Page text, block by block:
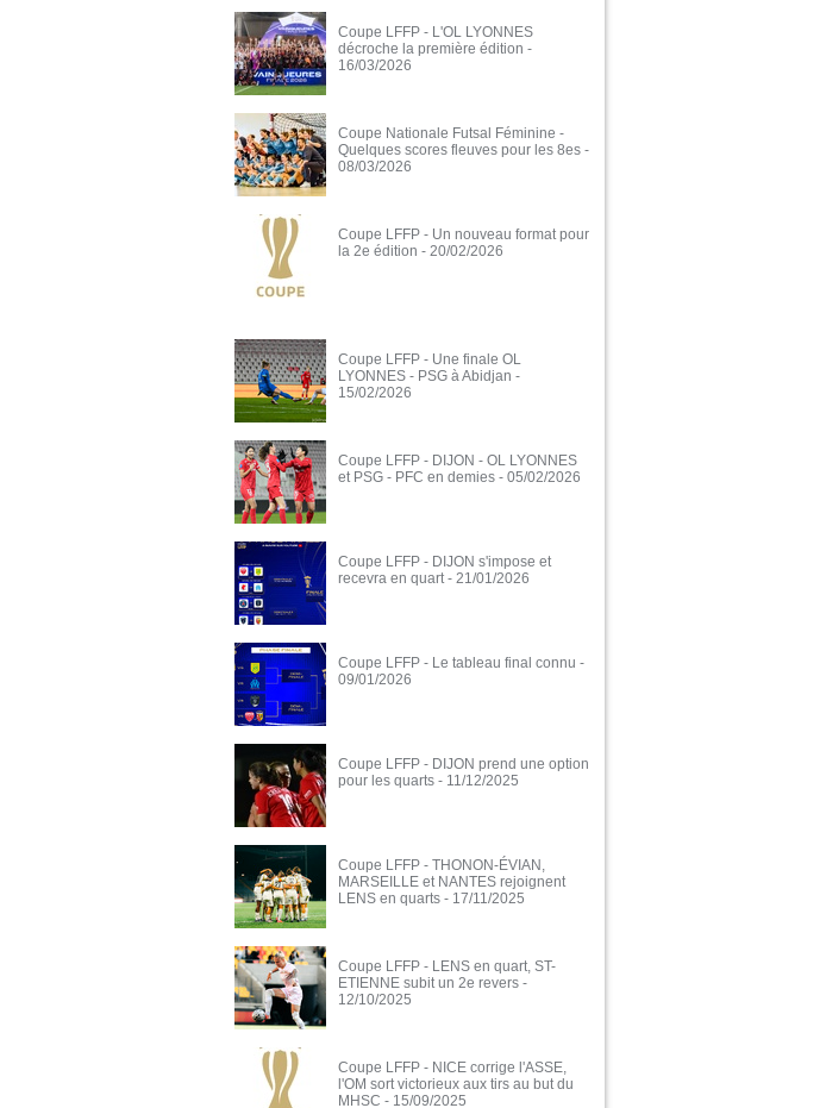
Coupe LFFP - L'OL LYONNES
décroche la première édition -
16/03/2026
Coupe Nationale Futsal Féminine -
Quelques scores fleuves pour les 8es -
08/03/2026
Coupe LFFP - Un nouveau format pour
la 2e édition - 20/02/2026
Coupe LFFP - Une finale OL
LYONNES - PSG à Abidjan -
15/02/2026
Coupe LFFP - DIJON - OL LYONNES
et PSG - PFC en demies - 05/02/2026
Coupe LFFP - DIJON s'impose et
recevra en quart - 21/01/2026
Coupe LFFP - Le tableau final connu -
09/01/2026
Coupe LFFP - DIJON prend une option
pour les quarts - 11/12/2025
Coupe LFFP - THONON-ÉVIAN,
MARSEILLE et NANTES rejoignent
LENS en quarts - 17/11/2025
Coupe LFFP - LENS en quart, ST-
ETIENNE subit un 2e revers -
12/10/2025
Coupe LFFP - NICE corrige l'ASSE,
l'OM sort victorieux aux tirs au but du
MHSC - 15/09/2025